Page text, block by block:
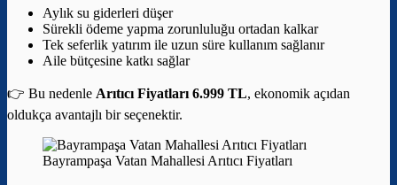
Aylık su giderleri düşer
Sürekli ödeme yapma zorunluluğu ortadan kalkar
Tek seferlik yatırım ile uzun süre kullanım sağlanır
Aile bütçesine katkı sağlar
👉 Bu nedenle Arıtıcı Fiyatları 6.999 TL, ekonomik açıdan
oldukça avantajlı bir seçenektir.
Bayrampaşa Vatan Mahallesi Arıtıcı Fiyatları